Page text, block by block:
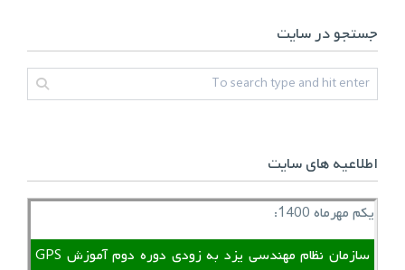
جستجو در سایت
اطلاعیه های سایت
یکم مهرماه 1400:
سازمان نظام مهندسی یزد به زودی دوره دوم آموزش GPS